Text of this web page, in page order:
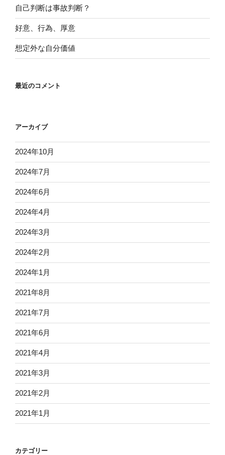
自己判断は事故判断？
好意、行為、厚意
想定外な自分価値
最近のコメント
アーカイブ
2024年10月
2024年7月
2024年6月
2024年4月
2024年3月
2024年2月
2024年1月
2021年8月
2021年7月
2021年6月
2021年4月
2021年3月
2021年2月
2021年1月
カテゴリー